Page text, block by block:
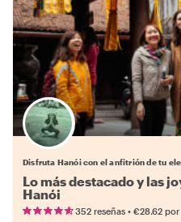
Elige tu local favorito
Disfruta Hanói con el anfitrión de tu
Lo más destacado y las
Hanói
352 reseñas • €28.62 por